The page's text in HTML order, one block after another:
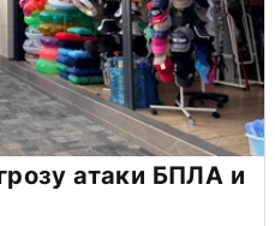
атаки БПЛА и